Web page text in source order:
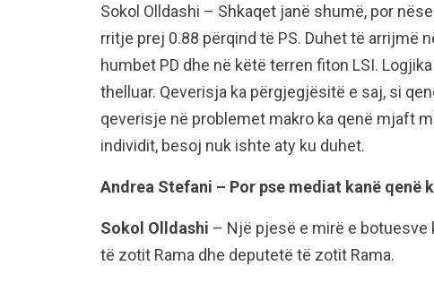
Sokol Olldashi – Shkaqet janë shumë, por
rritje prej 0.88 përqind të PS. Duhet të arrijmë
humbet PD dhe në këtë terren fiton LSI.
thelluar. Qeverisja ka përgjegjësitë e saj, si
qeverisje në problemet makro ka qenë mjaft
individit, besoj nuk ishte aty ku duhet.
Andrea Stefani – Por pse mediat kanë qenë
Sokol Olldashi – Një pjesë e mirë e botuesve
të zotit Rama dhe deputetë të zotit Rama.